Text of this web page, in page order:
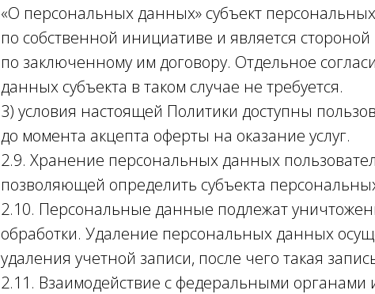
«О персональных данных» субъект
по собственной инициативе и является
по заключенному им договору. Отдельное
данных субъекта в таком случае не требуется.
3) условия настоящей Политики доступны
до момента акцепта оферты на оказание услуг.
2.9. Хранение персональных данных
позволяющей определить субъекта
2.10. Персональные данные подлежат
обработки. Удаление персональных данных
удаления учетной записи, после чего такая
2.11. Взаимодействие с федеральными органами